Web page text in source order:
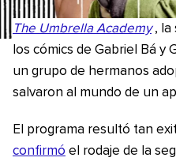
The Umbrella Academy , la
los cómics de Gabriel Bá y
un grupo de hermanos
salvaron al mundo de un
El programa resultó tan
confirmó el rodaje de la